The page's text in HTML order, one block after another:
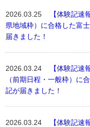
2026.03.25
【体験記
県地域枠）に合格した富
届きました！
2026.03.24
【体験記
（前期日程・一般枠）に
記が届きました！
2026.03.24
【体験記